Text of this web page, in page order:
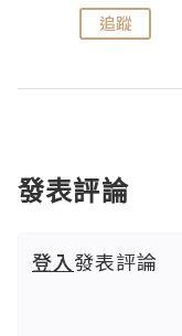
追蹤
發表評論
登入發表評論